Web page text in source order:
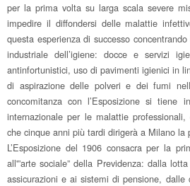
per la prima volta su larga scala severe
impedire il diffondersi delle malattie
questa esperienza di successo
industriale dell’igiene: docce e servizi
antinfortunistici, uso di pavimenti igienici in
di aspirazione delle polveri e dei fumi
concomitanza con l’Esposizione si tiene
internazionale per le malattie
che cinque anni più tardi dirigerà a Milano la
L’Esposizione del 1906 consacra per la
all'”arte sociale” della Previdenza: dalla
assicurazioni e ai sistemi di pensione, dalle